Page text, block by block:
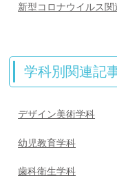
新型コロナウイルス関
学科別関連記
デザイン美術学科
幼児教育学科
歯科衛生学科